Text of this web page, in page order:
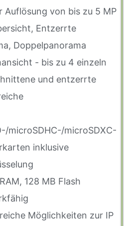
Auflösung von bis zu 5 MP
Entzerrte
Doppelpanorama
- bis zu 4 einzeln
und entzerrte
microSDHC-/microSDXC-
inklusive
128 MB Flash
Möglichkeiten zur IP